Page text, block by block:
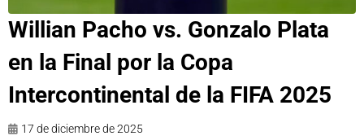
Willian Pacho vs. Gonzalo Plata
en la Final por la Copa
Intercontinental de la FIFA 2025
17 de diciembre de 2025